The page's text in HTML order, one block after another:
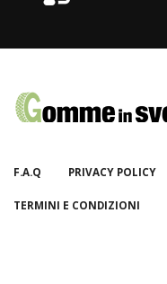
F.A.Q PRIVACY POLICY
TERMINI E CONDIZIONI